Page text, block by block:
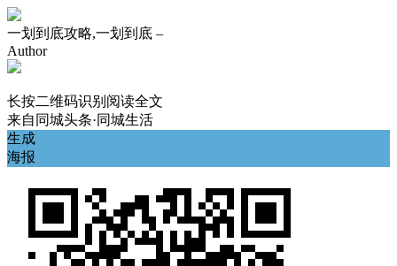
一划到底攻略,一划到底 –
Author
长按二维码识别阅读全文
来自 同城头条·同城生活
生成
海报